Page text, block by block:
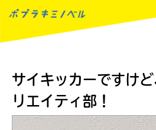
サイキッカーですけ
リエイティ部！